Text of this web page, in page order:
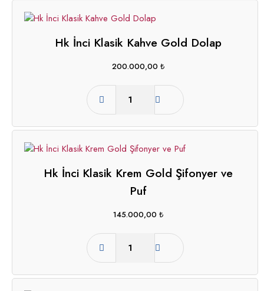
Hk İnci Klasik Kahve Gold Dolap
200.000,00 ₺
Hk İnci Klasik Krem Gold Şifonyer ve
Puf
145.000,00 ₺